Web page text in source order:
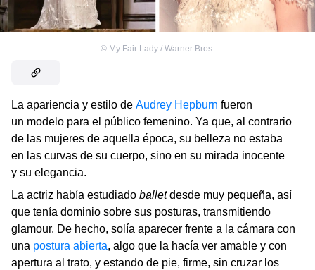
© My Fair Lady / Warner Bros.
La apariencia y estilo de Audrey Hepburn fueron
un modelo para el público femenino. Ya que, al contrario
de las mujeres de aquella época, su belleza no estaba
en las curvas de su cuerpo, sino en su mirada inocente
y su elegancia.
La actriz había estudiado balletdesde muy pequeña, así
que tenía dominio sobre sus posturas, transmitiendo
glamour. De hecho, solía aparecer frente a la cámara con
una postura abierta, algo que la hacía ver amable y con
apertura al trato, y estando de pie, firme, sin cruzar los